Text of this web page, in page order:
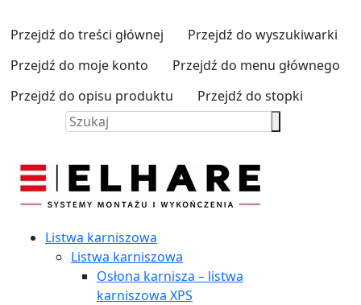
Przejdź do treści głównej
Przejdź do wyszukiwarki
Przejdź do moje konto
Przejdź do menu głównego
Przejdź do opisu produktu
Przejdź do stopki
Listwa karniszowa
Listwa karniszowa
Osłona karnisza – listwa
karniszowa XPS